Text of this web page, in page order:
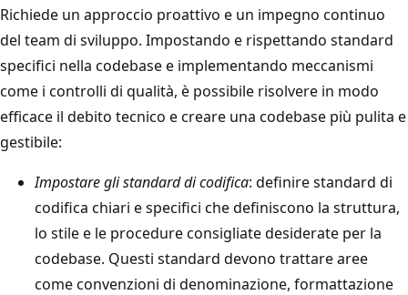
Richiede un approccio proattivo e un impegno continuo
del team di sviluppo. Impostando e rispettando standard
specifici nella codebase e implementando meccanismi
come i controlli di qualità, è possibile risolvere in modo
efficace il debito tecnico e creare una codebase più pulita e
gestibile:
Impostare gli standard di codifica: definire standard di
codifica chiari e specifici che definiscono la struttura,
lo stile e le procedure consigliate desiderate per la
codebase. Questi standard devono trattare aree
come convenzioni di denominazione, formattazione